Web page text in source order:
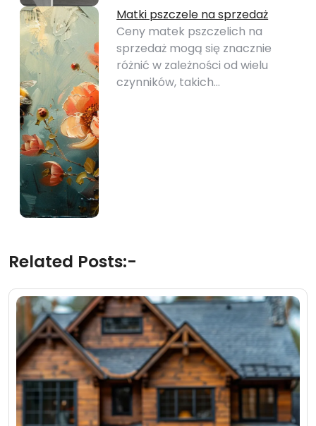
Matki pszczele na sprzedaż
Ceny matek pszczelich na
sprzedaż mogą się znacznie
różnić w zależności od wielu
czynników, takich…
Related Posts:-